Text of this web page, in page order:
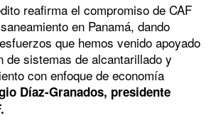
reafirma el compromiso de CAF
en Panamá, dando
que hemos venido apoyado
de sistemas de alcantarillado y
con enfoque de economía
Díaz-Granados, presidente